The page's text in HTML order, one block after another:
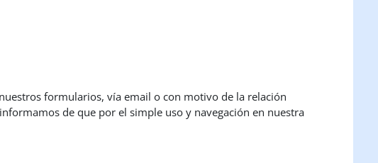
formularios, vía email o con motivo de la relación
de que por el simple uso y navegación en nuestra